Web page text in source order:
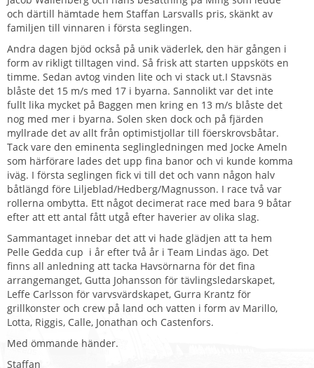
och därtill hämtade hem Staffan Larsvalls pris, skänkt av
familjen till vinnaren i första seglingen.
Andra dagen bjöd också på unik väderlek, den här gången i
form av rikligt tilltagen vind. Så frisk att starten uppsköts en
timme. Sedan avtog vinden lite och vi stack ut.I Stavsnäs
blåste det 15 m/s med 17 i byarna. Sannolikt var det inte
fullt lika mycket på Baggen men kring en 13 m/s blåste det
nog med mer i byarna. Solen sken dock och på fjärden
myllrade det av allt från optimistjollar till föerskrovsbåtar.
Tack vare den eminenta seglingledningen med Jocke Ameln
som härförare lades det upp fina banor och vi kunde komma
iväg. I första seglingen fick vi till det och vann någon halv
båtlängd före Liljeblad/Hedberg/Magnusson. I race två var
rollerna ombytta. Ett något decimerat race med bara 9 båtar
efter att ett antal fått utgå efter haverier av olika slag.
Sammantaget innebar det att vi hade glädjen att ta hem
Pelle Gedda cup i år efter två år i Team Lindas ägo. Det
finns all anledning att tacka Havsörnarna för det fina
arrangemanget, Gutta Johansson för tävlingsledarskapet,
Leffe Carlsson för varvsvärdskapet, Gurra Krantz för
grillkonster och crew på land och vatten i form av Marillo,
Lotta, Riggis, Calle, Jonathan och Castenfors.
Med ömmande händer.
Staffan